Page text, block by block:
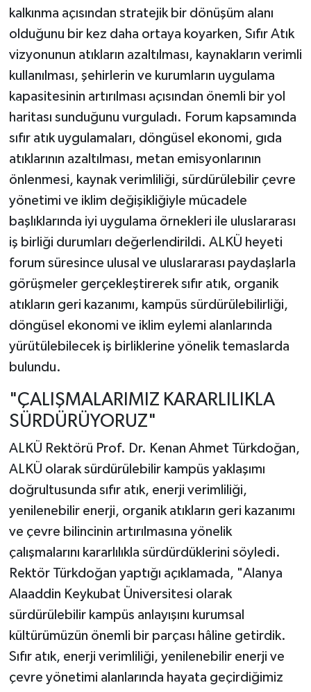
kalkınma açısından stratejik bir dönüşüm alanı
olduğunu bir kez daha ortaya koyarken, Sıfır Atık
vizyonunun atıkların azaltılması, kaynakların verimli
kullanılması, şehirlerin ve kurumların uygulama
kapasitesinin artırılması açısından önemli bir yol
haritası sunduğunu vurguladı. Forum kapsamında
sıfır atık uygulamaları, döngüsel ekonomi, gıda
atıklarının azaltılması, metan emisyonlarının
önlenmesi, kaynak verimliliği, sürdürülebilir çevre
yönetimi ve iklim değişikliğiyle mücadele
başlıklarında iyi uygulama örnekleri ile uluslararası
iş birliği durumları değerlendirildi. ALKÜ heyeti
forum süresince ulusal ve uluslararası paydaşlarla
görüşmeler gerçekleştirerek sıfır atık, organik
atıkların geri kazanımı, kampüs sürdürülebilirliği,
döngüsel ekonomi ve iklim eylemi alanlarında
yürütülebilecek iş birliklerine yönelik temaslarda
bulundu.
"ÇALIŞMALARIMIZ KARARLILIKLA
SÜRDÜRÜYORUZ"
ALKÜ Rektörü Prof. Dr. Kenan Ahmet Türkdoğan,
ALKÜ olarak sürdürülebilir kampüs yaklaşımı
doğrultusunda sıfır atık, enerji verimliliği,
yenilenebilir enerji, organik atıkların geri kazanımı
ve çevre bilincinin artırılmasına yönelik
çalışmalarını kararlılıkla sürdürdüklerini söyledi.
Rektör Türkdoğan yaptığı açıklamada, "Alanya
Alaaddin Keykubat Üniversitesi olarak
sürdürülebilir kampüs anlayışını kurumsal
kültürümüzün önemli bir parçası hâline getirdik.
Sıfır atık, enerji verimliliği, yenilenebilir enerji ve
çevre yönetimi alanlarında hayata geçirdiğimiz